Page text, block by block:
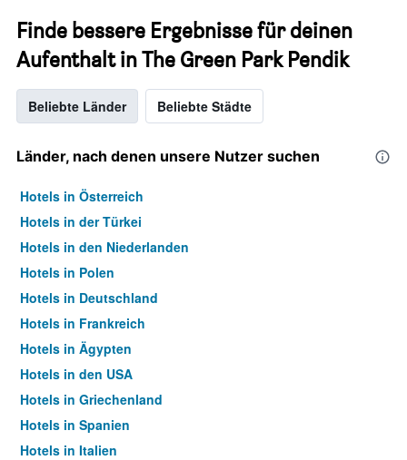
Finde bessere Ergebnisse für deinen
Aufenthalt in The Green Park Pendik
Beliebte Länder Beliebte Städte
Länder, nach denen unsere Nutzer suchen
Hotels in Österreich
Hotels in der Türkei
Hotels in den Niederlanden
Hotels in Polen
Hotels in Deutschland
Hotels in Frankreich
Hotels in Ägypten
Hotels in den USA
Hotels in Griechenland
Hotels in Spanien
Hotels in Italien